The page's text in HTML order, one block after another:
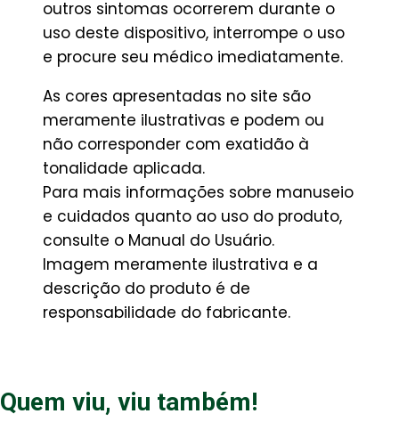
outros sintomas ocorrerem durante o
uso deste dispositivo, interrompe o uso
e procure seu médico imediatamente.
As cores apresentadas no site são
meramente ilustrativas e podem ou
não corresponder com exatidão à
tonalidade aplicada.
Para mais informações sobre manuseio
e cuidados quanto ao uso do produto,
consulte o Manual do Usuário.
Imagem meramente ilustrativa e a
descrição do produto é de
responsabilidade do fabricante.
Quem viu, viu também!